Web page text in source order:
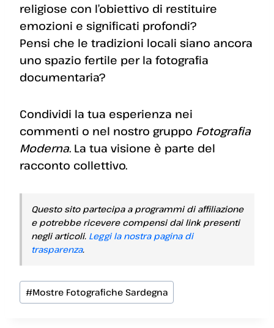
religiose con l’obiettivo di restituire
emozioni e significati profondi?
Pensi che le tradizioni locali siano ancora
uno spazio fertile per la fotografia
documentaria?
Condividi la tua esperienza nei
commenti o nel nostro gruppo Fotografia
Moderna. La tua visione è parte del
racconto collettivo.
Questo sito partecipa a programmi di affiliazione
e potrebbe ricevere compensi dai link presenti
negli articoli. Leggi la nostra pagina di
trasparenza.
Tag
articolo:
#Mostre Fotografiche Sardegna